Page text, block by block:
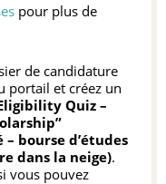
pour plus de
de candidature
portail et créez un
Quiz –
bourse d’études
dans la neige).
vous pouvez